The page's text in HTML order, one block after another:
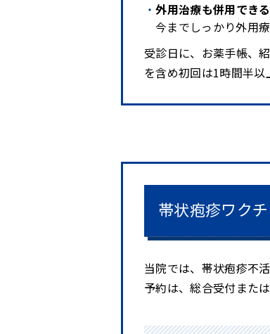
外用治療も併用でき
今までしっかり外用
受診日に、お薬手帳、
を含め初回は1時間半以
帯状疱疹ワク
当院では、帯状疱疹不
予約は、総合受付または